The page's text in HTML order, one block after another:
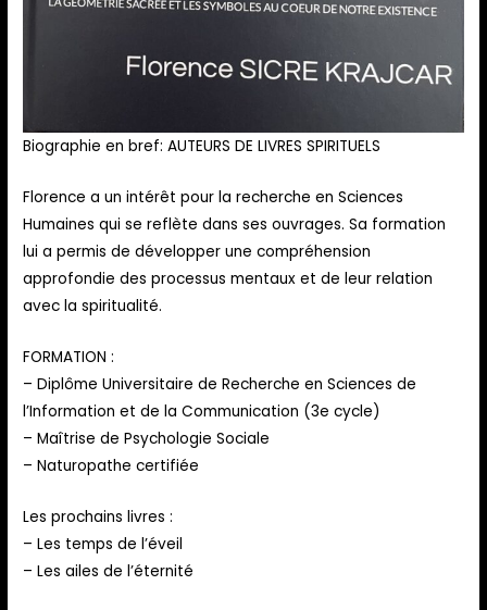
Biographie en bref: AUTEURS DE LIVRES SPIRITUELS
Florence a un intérêt pour la recherche en Sciences
Humaines qui se reflète dans ses ouvrages. Sa formation
lui a permis de développer une compréhension
approfondie des processus mentaux et de leur relation
avec la spiritualité.
FORMATION :
– Diplôme Universitaire de Recherche en Sciences de
l’Information et de la Communication (3e cycle)
– Maîtrise de Psychologie Sociale
– Naturopathe certifiée
Les prochains livres :
– Les temps de l’éveil
– Les ailes de l’éternité